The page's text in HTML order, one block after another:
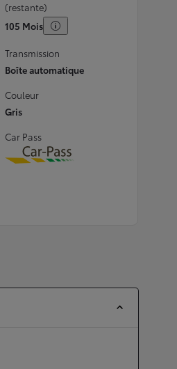
(restante)
105 Mois
Transmission
Boîte automatique
Couleur
Gris
Car Pass
Download